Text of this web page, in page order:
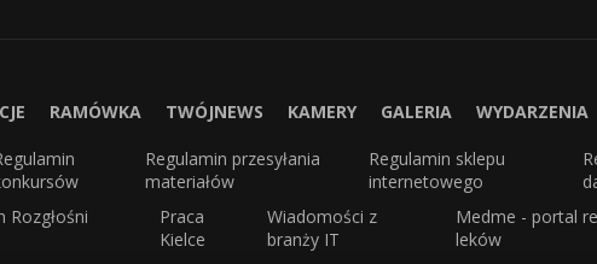
RAMÓWKA TWÓJNEWS KAMERY GALERIA WYDARZENIA
Regulamin przesyłania
materiałów
Regulamin sklepu
internetowego
Rozgłośni
Praca
Kielce
Wiadomości z
branży IT
Medme - portal
leków